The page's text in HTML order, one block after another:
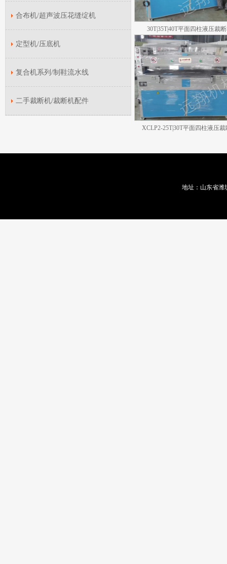
合布机/超声波压花缝绽机
定型机/压底机
复合机系列/制鞋流水线
二手裁断机/裁断机配件
30T|35T|40T平面四柱液压裁
XCLP2-25T|30T平面四柱液压裁
地址：山东省潍